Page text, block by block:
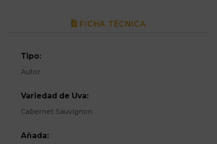
FICHA TÉCNICA
Tipo:
Autor
Variedad de Uva:
Cabernet Sauvignon
Añada: